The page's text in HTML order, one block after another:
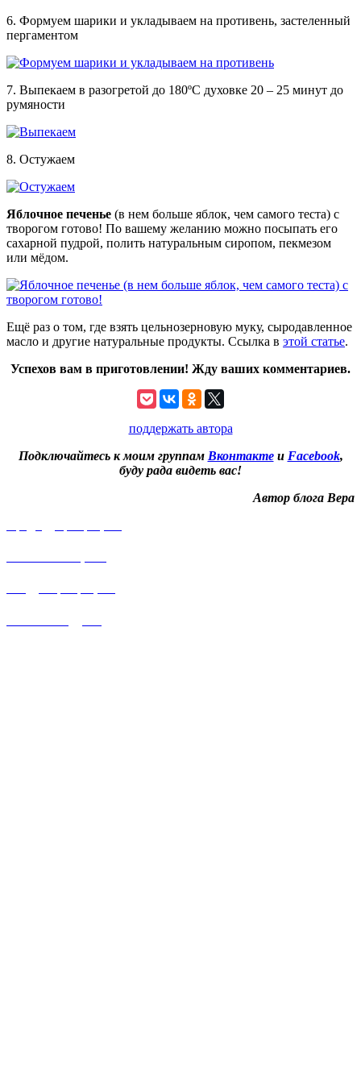
6. Формуем шарики и укладываем на противень, застеленный
пергаментом
7. Выпекаем в разогретой до 180ºС духовке 20 – 25 минут до
румяности
8. Остужаем
Яблочное печенье (в нем больше яблок, чем самого теста) с
творогом готово! По вашему желанию можно посыпать его
сахарной пудрой, полить натуральным сиропом, пекмезом
или мёдом.
Ещё раз о том, где взять цельнозерновую муку, сыродавленное
масло и другие натуральные продукты. Ссылка в этой статье.
Успехов вам в приготовлении! Жду ваших комментариев.
поддержать автора
Подключайтесь к моим группам Вконтактеи Facebook,
буду рада видеть вас!
Автор блога Вера